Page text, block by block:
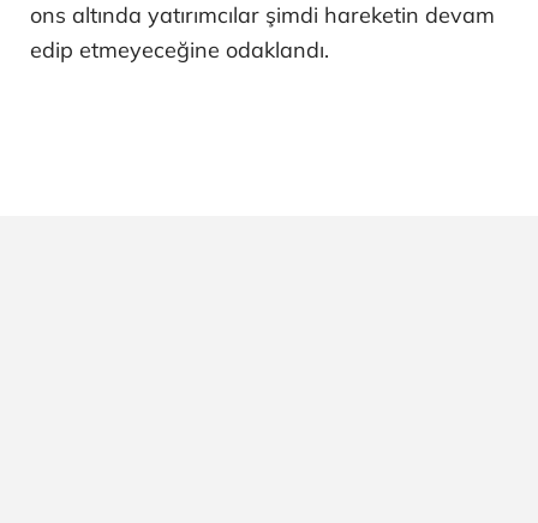
ons altında yatırımcılar şimdi hareketin devam
edip etmeyeceğine odaklandı.